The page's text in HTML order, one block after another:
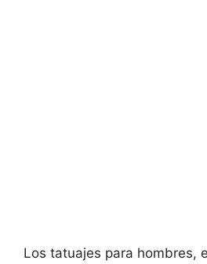
Los tatuajes para hombres,